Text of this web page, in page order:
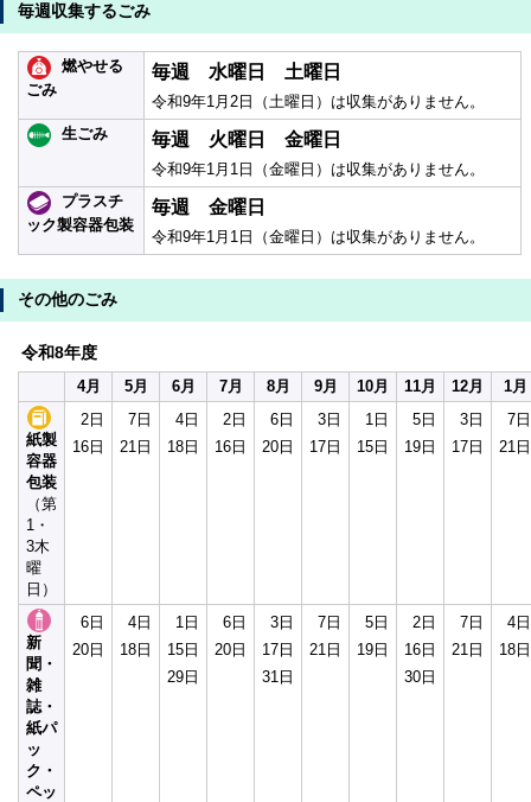
毎週収集するごみ
燃やせる
ごみ
毎週 水曜日 土曜日
令和9年1月2日（土曜日）は収集がありません。
生ごみ
毎週 火曜日 金曜日
令和9年1月1日（金曜日）は収集がありません。
プラスチ
ック製容器包装
毎週 金曜日
令和9年1月1日（金曜日）は収集がありません。
その他のごみ
令和8年度
4月
5月 6月 7月 8月 9月 10月 11月 12月 1月
紙製
容器
包装
（第
1・
3木
曜
日）
2日
16日
7日
21日
4日
18日
2日
16日
6日
20日
3日
17日
1日
15日
5日
19日
3日
17日
7日
21日
新
聞・
雑
誌・
紙パ
ッ
ク・
ペッ
6日
20日
4日
18日
1日
15日
29日
6日
20日
3日
17日
31日
7日
21日
5日
19日
2日
16日
30日
7日
21日
4日
18日